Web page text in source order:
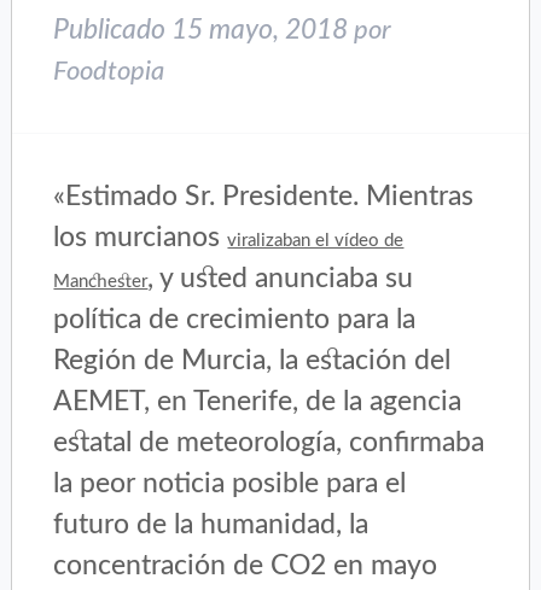
Publicado 15 mayo, 2018 por
Foodtopia
«Estimado Sr. Presidente. Mientras
los murcianosviralizaban el vídeo de
Manchester, y usted anunciaba su
política de crecimiento para la
Región de Murcia, la estación del
AEMET, en Tenerife, de la agencia
estatal de meteorología, confirmaba
la peor noticia posible para el
futuro de la humanidad, la
concentración de CO2 en mayo